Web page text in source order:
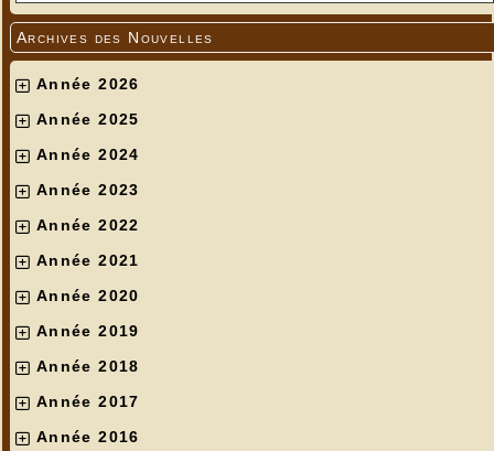
Archives des Nouvelles
Année 2026
Année 2025
Année 2024
Année 2023
Année 2022
Année 2021
Année 2020
Année 2019
Année 2018
Année 2017
Année 2016